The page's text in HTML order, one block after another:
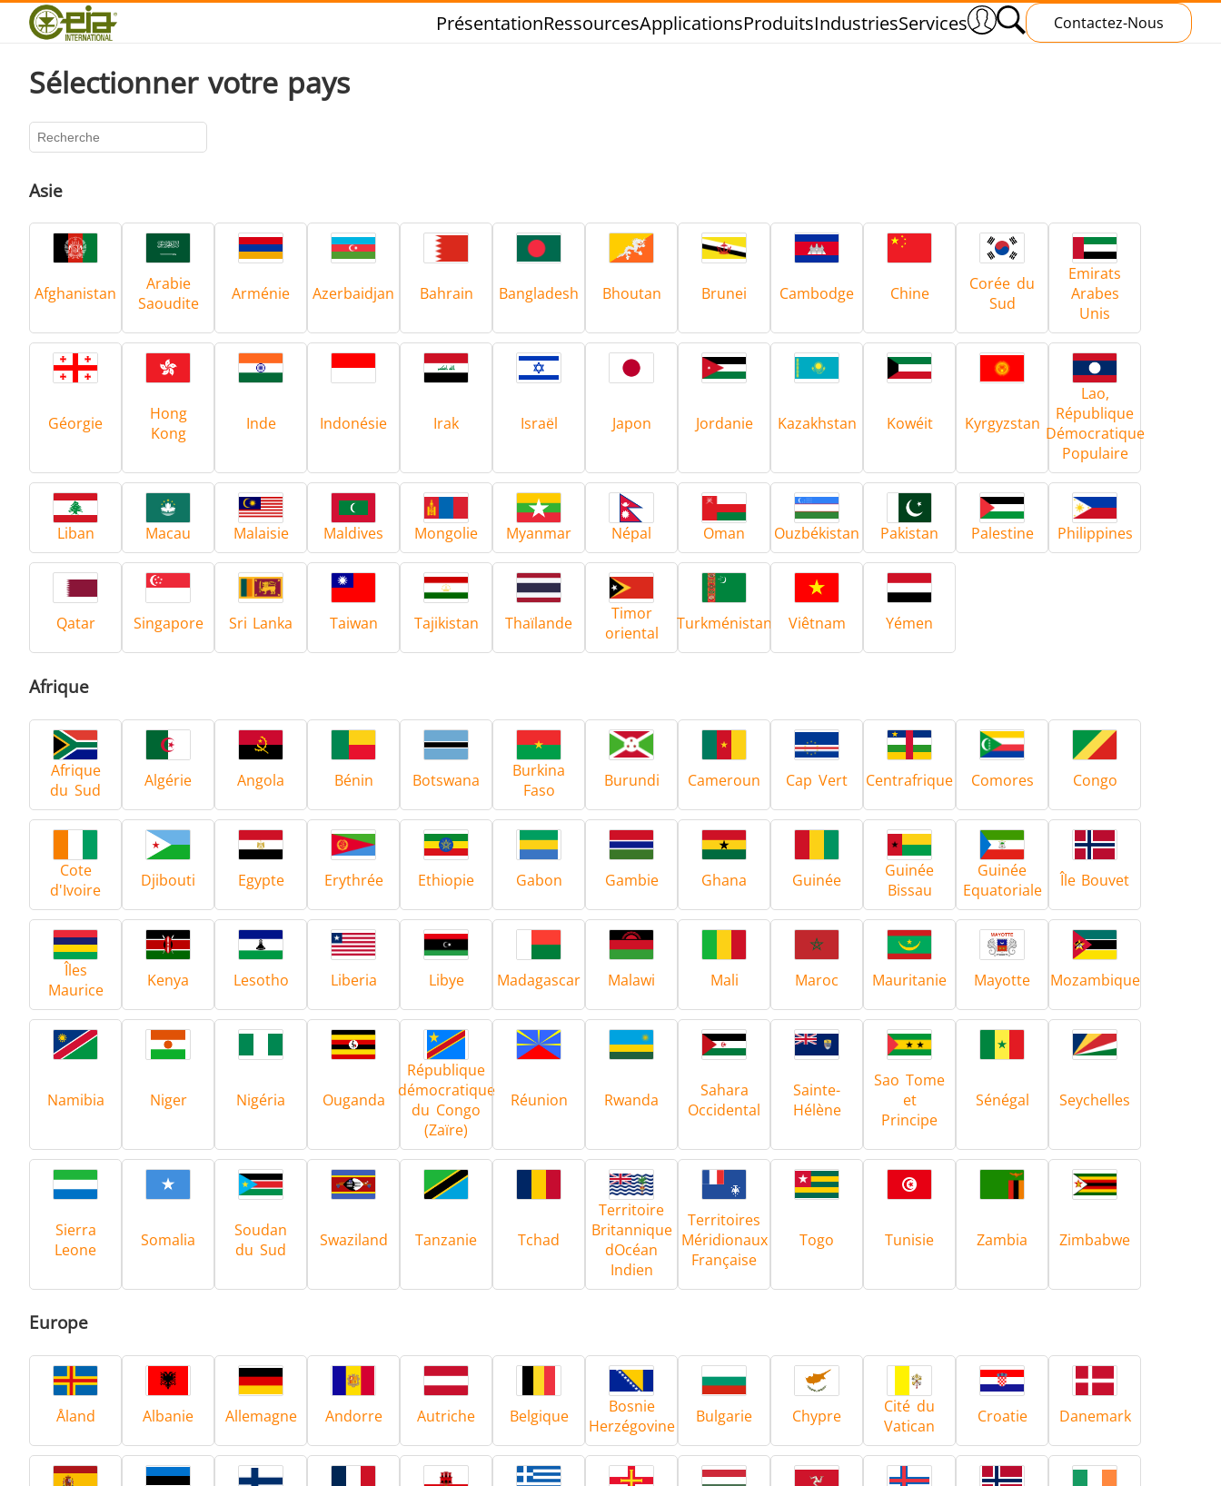
PrésentationRessourcesApplicationsProduitsIndustriesServices Contactez-Nous
Qualité
Événements
Blog
FAQ
Brasage Aluminium Thermoscellage Formage à chaud Polymérisation par induction
Frettage
Générateur et Contrôleur Générateurs Centrales de Contrôle
Série SH Têtes de chauffe Bobines à Induction
Aérospatiale Automobile Centres de données et IA
Chauffage, Ventilation et
Climatisation
Énergie verte Fil et câble Fixation Médical et pharma
Outils métalliques Semi-conducteurs Tube et tuyau Véhicules électriques
Sélectionner votre pays
Asie
Afghanistan
Arabie
Saoudite
Arménie Azerbaidjan Bahrain Bangladesh Bhoutan Brunei Cambodge Chine
Corée du
Sud
Emirats
Arabes
Unis
Géorgie
Hong
Kong
Inde Indonésie Irak Israël Japon Jordanie Kazakhstan Kowéit Kyrgyzstan
Lao,
République
Démocratique
Populaire
Liban Macau Malaisie Maldives Mongolie Myanmar Népal Oman Ouzbékistan Pakistan Palestine Philippines
Qatar Singapore Sri Lanka Taiwan Tajikistan Thaïlande
Timor
oriental
Turkménistan Viêtnam Yémen
Afrique
Afrique
du Sud
Algérie Angola Bénin Botswana
Burkina
Faso
Burundi Cameroun Cap Vert Centrafrique Comores Congo
Cote
d'Ivoire
Djibouti Egypte Erythrée Ethiopie Gabon Gambie Ghana Guinée
Guinée
Bissau
Guinée
Equatoriale
Île Bouvet
Îles
Maurice
Kenya Lesotho Liberia Libye Madagascar Malawi Mali Maroc Mauritanie Mayotte Mozambique
Namibia Niger Nigéria Ouganda
République
démocratique
du Congo
(Zaïre)
Réunion Rwanda
Sahara
Occidental
Sainte-
Hélène
Sao Tome
et
Principe
Sénégal Seychelles
Sierra
Leone
Somalia
Soudan
du Sud
Swaziland Tanzanie Tchad
Territoire
Britannique
dOcéan
Indien
Territoires
Méridionaux
Française
Togo Tunisie Zambia Zimbabwe
Europe
Åland Albanie Allemagne Andorre Autriche Belgique
Bosnie
Herzégovine
Bulgarie Chypre
Cité du
Vatican
Croatie Danemark